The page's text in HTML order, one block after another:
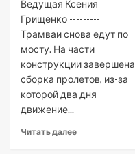
Ведущая Ксения
Грищенко ---------
Трамваи снова едут по
мосту. На части
конструкции завершена
сборка пролетов, из-за
которой два дня
движение...
Читать далее